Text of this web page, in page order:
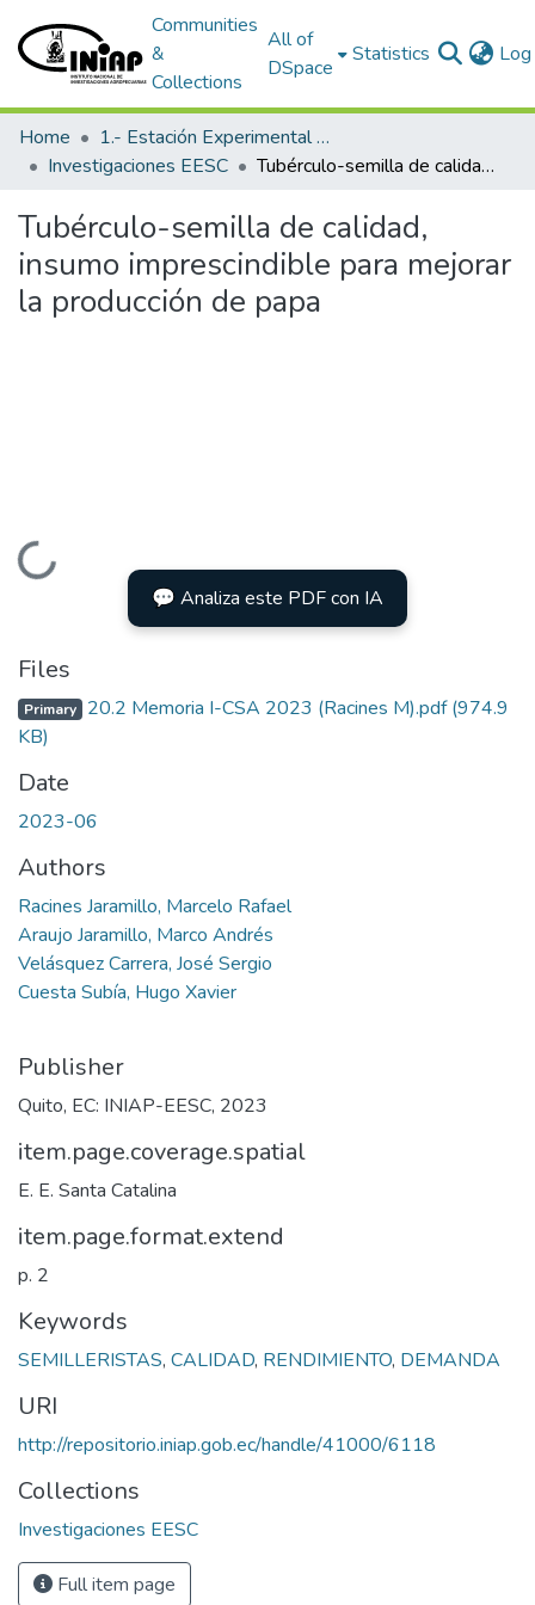
Communities
&
Collections
All of
DSpace
Statistics
Home
1.- Estación Experimental Santa Catalina
Investigaciones EESC
Tubérculo-semilla de calidad, insumo imprescindible para mejorar la producción de papa
Tubérculo-semilla de calidad,
insumo imprescindible para mejorar
la producción de papa
Loading...
💬 Analiza este PDF con IA
Files
Primary 20.2 Memoria I-CSA 2023 (Racines M).pdf(974.9
KB)
Date
2023-06
Authors
Racines Jaramillo, Marcelo Rafael
Araujo Jaramillo, Marco Andrés
Velásquez Carrera, José Sergio
Cuesta Subía, Hugo Xavier
Publisher
Quito, EC: INIAP-EESC, 2023
item.page.coverage.spatial
E. E. Santa Catalina
item.page.format.extend
p. 2
Keywords
SEMILLERISTAS, CALIDAD, RENDIMIENTO, DEMANDA
URI
http://repositorio.iniap.gob.ec/handle/41000/6118
Collections
Investigaciones EESC
Full item page